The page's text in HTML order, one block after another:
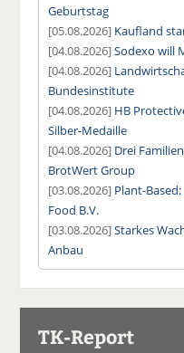
Geburtstag
[05.08.2026] Kaufland
[04.08.2026]Sodexo will
[04.08.2026]
Bundesinstitute
[04.08.2026] HB
Silber-Medaille
[04.08.2026] Drei
BrotWert Group
[03.08.2026] Plant-
Food B.V.
[03.08.2026]Starkes
Anbau
TK-Report